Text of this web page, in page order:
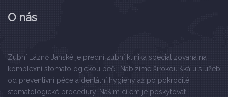
O nás
Zubní Lázně Janské je přední zubní klinika specializovaná na
komplexní stomatologickou péči. Nabízíme širokou škálu služeb
od preventivní péče a dentální hygieny až po pokročilé
stomatologické procedury. Naším cílem je poskytovat